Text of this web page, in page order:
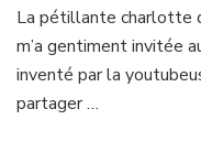
La pétillante charlotte
m’a gentiment invitée
inventé par la
partager …